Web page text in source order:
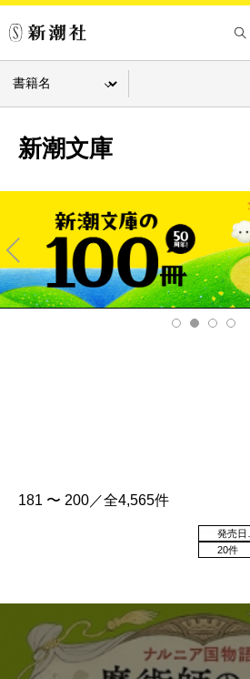
新潮文庫
Pre
v
181 〜 200／全4,565件
20件